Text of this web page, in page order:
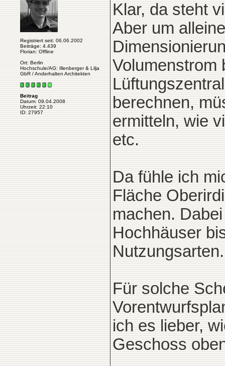
Registriert seit: 06.06.2002
Beiträge: 4.439
Florian: Offline
Ort: Berlin
Hochschule/AG: Illenberger & Lilja
GbR / Anderhalten Architekten
Beitrag
Datum: 09.04.2008
Uhrzeit: 22:10
ID: 27957
Klar, da steht
Aber um
Volumenstrom
berechnen,
ermitteln, wie
etc.
Da fühle ich
Fläche
machen.
Hochhäuser
Nutzungsarten.
Für solche
ich es lieber,
Geschoss